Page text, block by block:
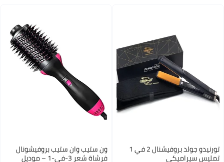
تورنيدو جولد بروفيشنال 2 في 1
تمليس سيراميكي
ون ستيب وان ستيب بروفيشونال
فرشاة شعر 3-في-1 – موديل